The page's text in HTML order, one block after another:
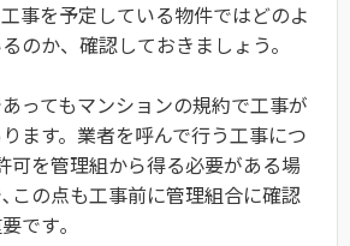
事を予定している物件ではどのよ
のか、確認しておきましょう。
ってもマンションの規約で工事が
ます。業者を呼んで行う工事につ
可を管理組から得る必要がある場
この点も工事前に管理組合に確認
です｡